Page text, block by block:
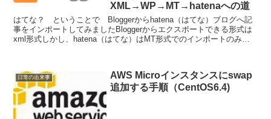
XML→WP→MT→hatenaへの道
はてな？ ということで Bloggerからhatena（はてな）ブログへ記
事をインポートしてみましたBloggerからエクスポートできる形式は
xml形式しかし、hatena（はてな）はMT形式でのインポートのみを
日常の出来事
AWS Microインスタンスにswap
追加する手順（CentOS6.4)